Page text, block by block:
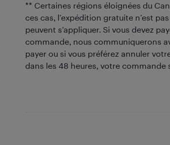
** Certaines régions éloignées du
ces cas, l’expédition gratuite n’est
peuvent s’appliquer. Si vous devez
commande, nous communiquerons
payer ou si vous préférez annuler
dans les 48 heures, votre